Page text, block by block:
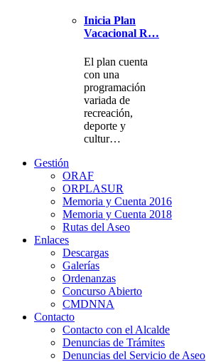
Inicia Plan
Vacacional R…
El plan cuenta
con una
programación
variada de
recreación,
deporte y
cultur…
Gestión
ORAF
ORPLASUR
Memoria y Cuenta 2016
Memoria y Cuenta 2018
Rutas del Aseo
Enlaces
Descargas
Galerías
Ordenanzas
Concurso Abierto
CMDNNA
Contacto
Contacto con el Alcalde
Denuncias de Trámites
Denuncias del Servicio de Aseo